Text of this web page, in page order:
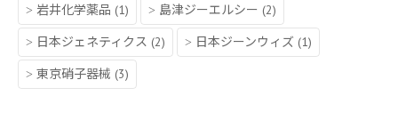
岩井化学薬品 (1) 島津ジーエルシー (2)
日本ジェネティクス (2) 日本ジーンウィズ (1)
東京硝子器械 (3)